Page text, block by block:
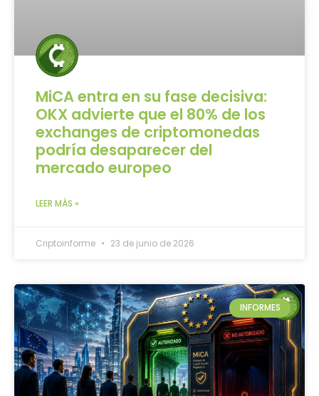
MiCA entra en su fase decisiva:
OKX advierte que el 80% de los
exchanges de criptomonedas
podría desaparecer del
mercado europeo
LEER MÁS »
Criptoinforme 23 de junio de 2026
INFORMES